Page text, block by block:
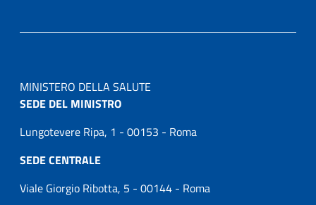
MINISTERO DELLA SALUTE
SEDE DEL MINISTRO
Lungotevere Ripa, 1 - 00153 - Roma
SEDE CENTRALE
Viale Giorgio Ribotta, 5 - 00144 - Roma